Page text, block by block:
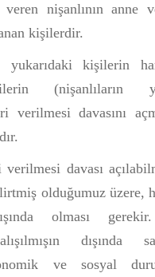
nişanlının anne
kişilerdir.
yukarıdaki kişilerin
(nişanlıların
verilmesi davasını
davası
olduğumuz üzere,
olması
dışında
ve sosyal